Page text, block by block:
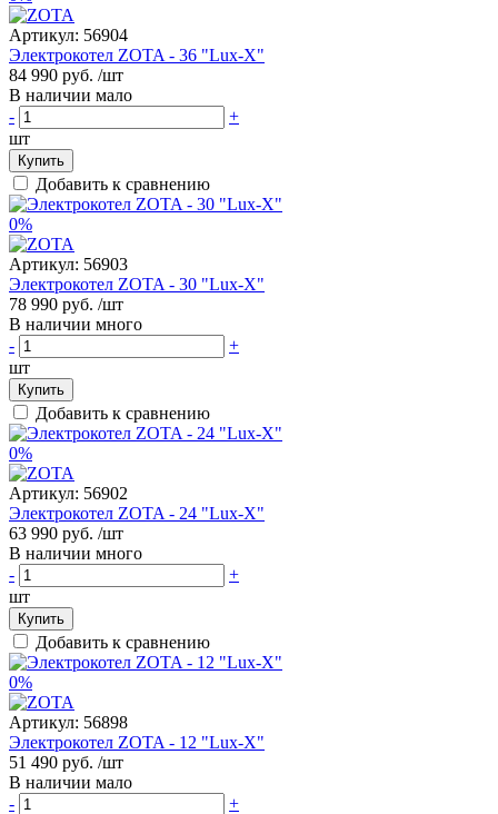
Артикул: 56904
Электрокотел ZOTA - 36 "Lux-X"
84 990 руб. /шт
В наличии мало
-
+
шт
Купить
Добавить к сравнению
0%
Артикул: 56903
Электрокотел ZOTA - 30 "Lux-X"
78 990 руб. /шт
В наличии много
-
+
шт
Купить
Добавить к сравнению
0%
Артикул: 56902
Электрокотел ZOTA - 24 "Lux-X"
63 990 руб. /шт
В наличии много
-
+
шт
Купить
Добавить к сравнению
0%
Артикул: 56898
Электрокотел ZOTA - 12 "Lux-X"
51 490 руб. /шт
В наличии мало
-
+